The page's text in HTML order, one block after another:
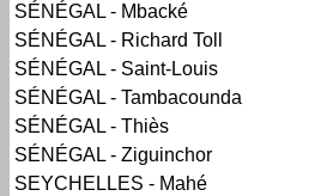
SÉNÉGAL - Mbacké
SÉNÉGAL - Richard Toll
SÉNÉGAL - Saint-Louis
SÉNÉGAL - Tambacounda
SÉNÉGAL - Thiès
SÉNÉGAL - Ziguinchor
SEYCHELLES - Mahé